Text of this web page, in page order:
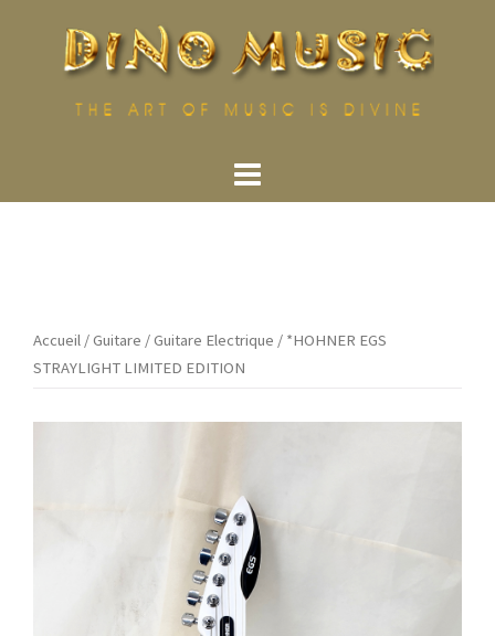
Accueil /Guitare /Guitare Electrique / *HOHNER EGS
STRAYLIGHT LIMITED EDITION